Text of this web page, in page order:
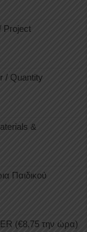
Project
/ Quantity
&
Παιδικού
(€8,75 την ώρα)